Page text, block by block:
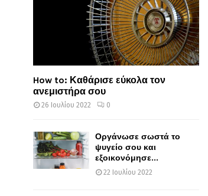
How to: Καθάρισε εύκολα τον
ανεμιστήρα σου
26 Ιουλίου 2022 0
Οργάνωσε σωστά το
ψυγείο σου και
εξοικονόμησε...
22 Ιουλίου 2022